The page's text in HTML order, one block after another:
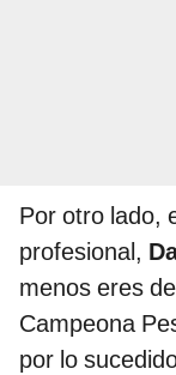
Por otro lado,
profesional,
menos eres
Campeona
por lo